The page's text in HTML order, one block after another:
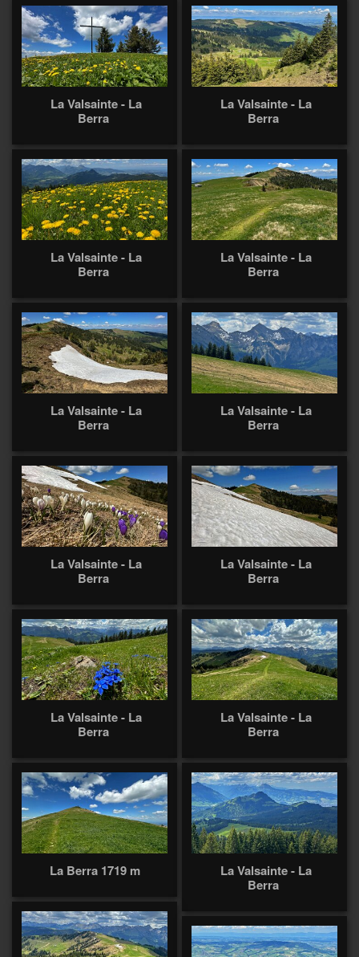
La Valsainte - La
Berra
La Valsainte - La
Berra
La Valsainte - La
Berra
La Valsainte - La
Berra
La Valsainte - La
Berra
La Valsainte - La
Berra
La Valsainte - La
Berra
La Valsainte - La
Berra
La Valsainte - La
Berra
La Valsainte - La
Berra
La Berra 1719 m
La Valsainte - La
Berra